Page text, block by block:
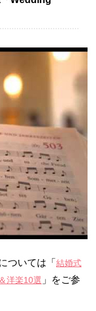
ついては「 結婚式
洋楽10選 」をご参